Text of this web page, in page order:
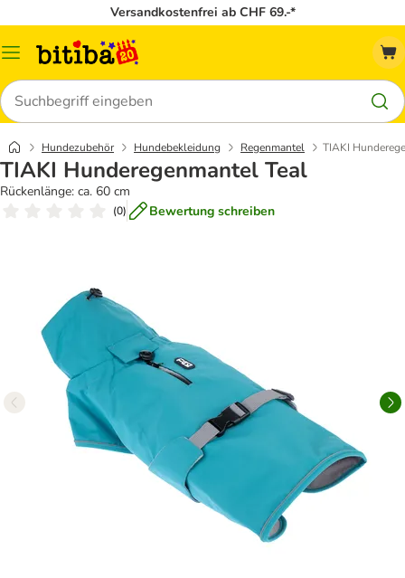
Versandkostenfrei ab CHF 69.-*
Menü
Suchen
Hundezubehör Hundebekleidung Regenmantel TIAKI
TIAKI Hunderegenmantel Teal
Rückenlänge: ca. 60 cm
(0) Bewertung schreiben